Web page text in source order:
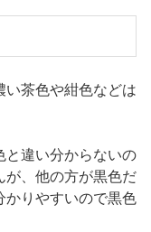
茶色や紺色などは
と違い分からないの
が、他の方が黒色だ
かりやすいので黒色